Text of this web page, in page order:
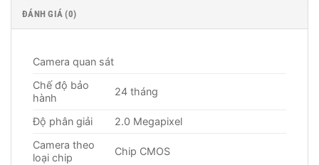
ĐÁNH GIÁ (0)
Camera quan sát
Chế độ bảo
hành
24 tháng
Độ phân giải
2.0 Megapixel
Camera theo
loại chip
Chip CMOS